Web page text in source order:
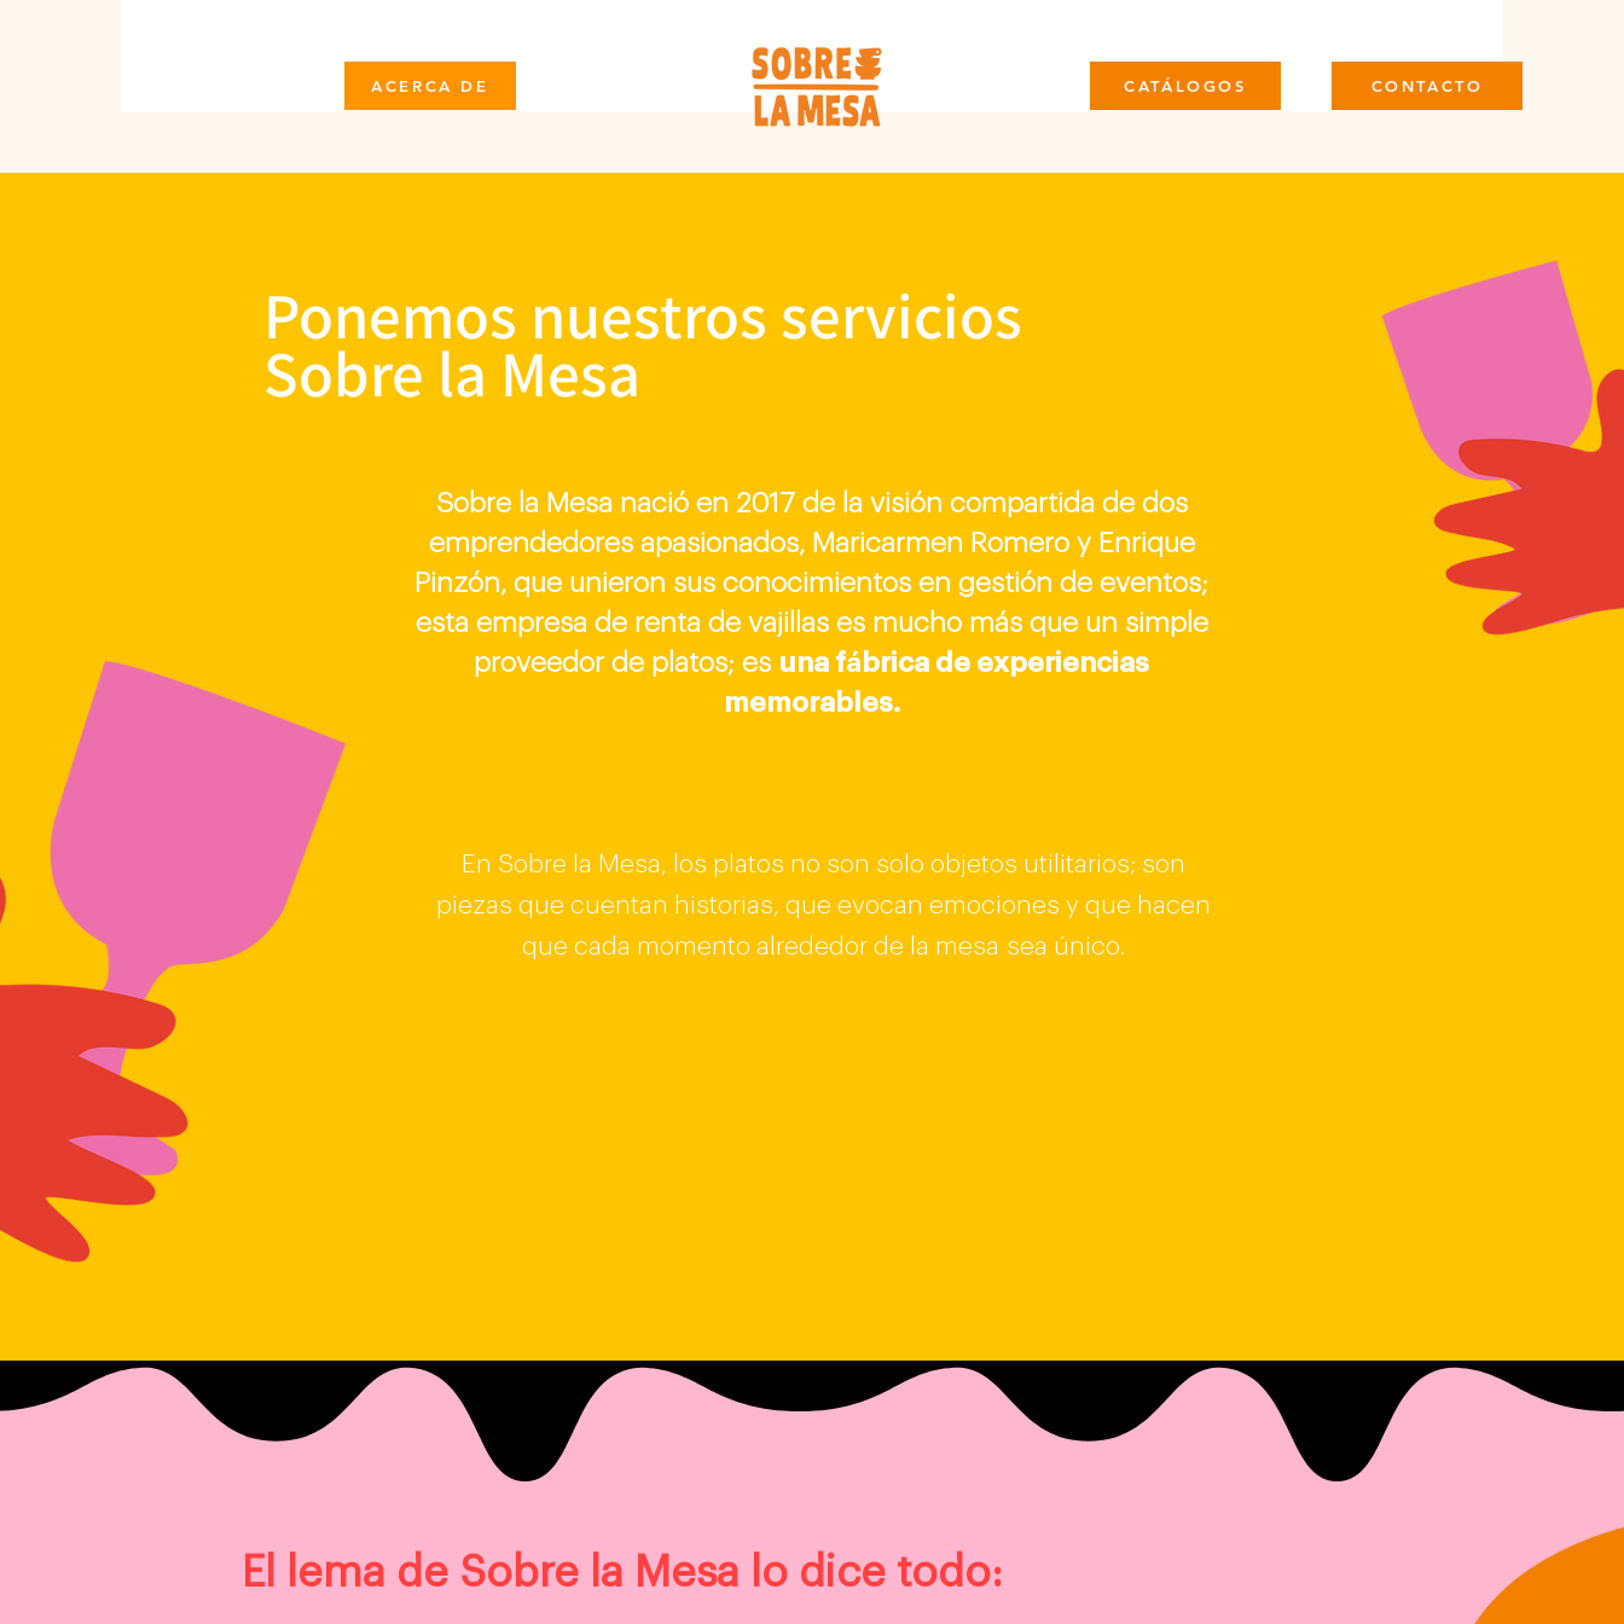
ACERCA DE CATÁLOGOS CONTACTO
Ponemos nuestros servicios
Sobre la Mesa
Sobre la Mesa nació en 2017 de la visión compartida de dos
emprendedores apasionados, Maricarmen Romero y Enrique
Pinzón, que unieron sus conocimientos en gestión de eventos;
esta empresa de renta de vajillas es mucho más que un simple
proveedor de platos; es una fá brica de experiencias
memorables.
En Sobre la Mesa, los platos no son solo objetos utilitarios; son
piezas que cuentan historias, que evocan emociones y que hacen
que cada momento alrededor de la mesa sea único.
El lema de Sobre la Mesa lo dice todo: